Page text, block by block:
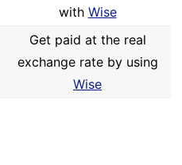
with Wise
Get paid at the real
exchange rate by using
Wise